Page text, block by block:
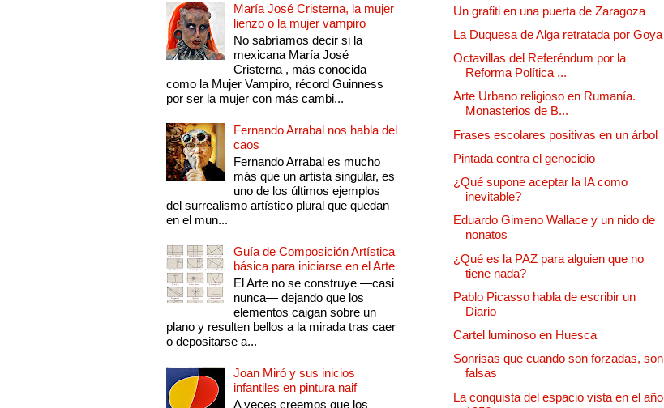
María José Cristerna, la mujer
lienzo o la mujer vampiro
No sabríamos decir si la
mexicana María José
Cristerna , más conocida
como la Mujer Vampiro, récord Guinness
por ser la mujer con más cambi...
Fernando Arrabal nos habla del
caos
Fernando Arrabal es mucho
más que un artista singular, es
uno de los últimos ejemplos
del surrealismo artístico plural que quedan
en el mun...
Guía de Composición Artística
básica para iniciarse en el Arte
El Arte no se construye —casi
nunca— dejando que los
elementos caigan sobre un
plano y resulten bellos a la mirada tras caer
o depositarse a...
Joan Miró y sus inicios
infantiles en pintura naif
A veces creemos que los
Un grafiti en una puerta de Zaragoza
La Duquesa de Alga retratada por Goya
Octavillas del Referéndum por la
Reforma Política ...
Arte Urbano religioso en Rumanía.
Monasterios de B...
Frases escolares positivas en un árbol
Pintada contra el genocidio
¿Qué supone aceptar la IA como
inevitable?
Eduardo Gimeno Wallace y un nido de
nonatos
¿Qué es la PAZ para alguien que no
tiene nada?
Pablo Picasso habla de escribir un
Diario
Cartel luminoso en Huesca
Sonrisas que cuando son forzadas, son
falsas
La conquista del espacio vista en el año